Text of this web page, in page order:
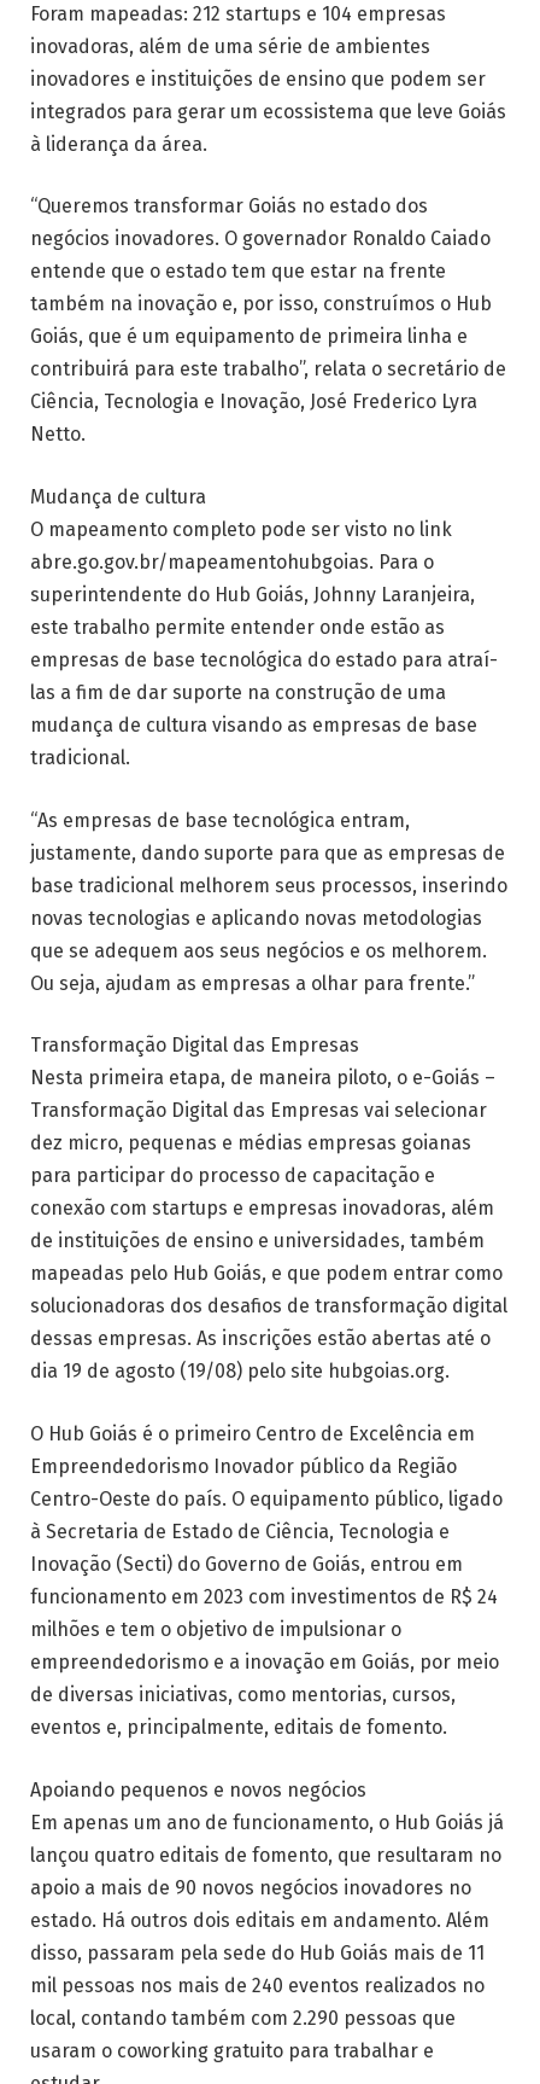
Foram mapeadas: 212 startups e 104 empresas
inovadoras, além de uma série de ambientes
inovadores e instituições de ensino que podem ser
integrados para gerar um ecossistema que leve Goiás
à liderança da área.
“Queremos transformar Goiás no estado dos
negócios inovadores. O governador Ronaldo Caiado
entende que o estado tem que estar na frente
também na inovação e, por isso, construímos o Hub
Goiás, que é um equipamento de primeira linha e
contribuirá para este trabalho”, relata o secretário de
Ciência, Tecnologia e Inovação, José Frederico Lyra
Netto.
Mudança de cultura
O mapeamento completo pode ser visto no link
abre.go.gov.br/mapeamentohubgoias. Para o
superintendente do Hub Goiás, Johnny Laranjeira,
este trabalho permite entender onde estão as
empresas de base tecnológica do estado para atraí-
las a fim de dar suporte na construção de uma
mudança de cultura visando as empresas de base
tradicional.
“As empresas de base tecnológica entram,
justamente, dando suporte para que as empresas de
base tradicional melhorem seus processos, inserindo
novas tecnologias e aplicando novas metodologias
que se adequem aos seus negócios e os melhorem.
Ou seja, ajudam as empresas a olhar para frente.”
Transformação Digital das Empresas
Nesta primeira etapa, de maneira piloto, o e-Goiás –
Transformação Digital das Empresas vai selecionar
dez micro, pequenas e médias empresas goianas
para participar do processo de capacitação e
conexão com startups e empresas inovadoras, além
de instituições de ensino e universidades, também
mapeadas pelo Hub Goiás, e que podem entrar como
solucionadoras dos desafios de transformação digital
dessas empresas. As inscrições estão abertas até o
dia 19 de agosto (19/08) pelo site hubgoias.org.
O Hub Goiás é o primeiro Centro de Excelência em
Empreendedorismo Inovador público da Região
Centro-Oeste do país. O equipamento público, ligado
à Secretaria de Estado de Ciência, Tecnologia e
Inovação (Secti) do Governo de Goiás, entrou em
funcionamento em 2023 com investimentos de R$ 24
milhões e tem o objetivo de impulsionar o
empreendedorismo e a inovação em Goiás, por meio
de diversas iniciativas, como mentorias, cursos,
eventos e, principalmente, editais de fomento.
Apoiando pequenos e novos negócios
Em apenas um ano de funcionamento, o Hub Goiás já
lançou quatro editais de fomento, que resultaram no
apoio a mais de 90 novos negócios inovadores no
estado. Há outros dois editais em andamento. Além
disso, passaram pela sede do Hub Goiás mais de 11
mil pessoas nos mais de 240 eventos realizados no
local, contando também com 2.290 pessoas que
usaram o coworking gratuito para trabalhar e